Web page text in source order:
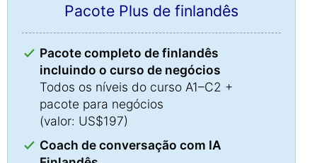
Pacote Plus de finlandês
Pacote completo de finlandês
incluindo o curso de negócios
Todos os níveis do curso A1–C2 +
pacote para negócios
(valor: US$197)
Coach de conversação com IA